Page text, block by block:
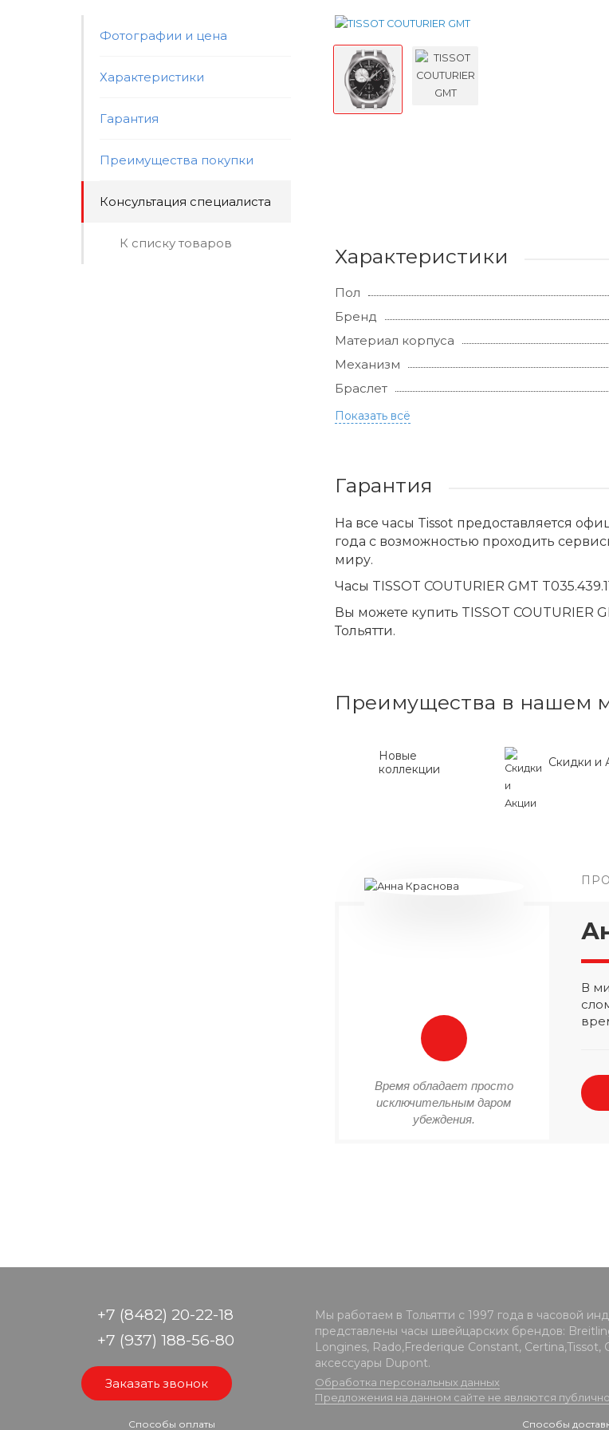
Фотографии и цена
Характеристики
Гарантия
Преимущества покупки
Консультация специалиста
К списку товаров
Характеристики
Пол
Бренд
Материал корпуса
Механизм
Браслет
Показать всё
Гарантия
На все часы Tissot предоставляется
года с возможностью проходить
миру.
Часы TISSOT COUTURIER GMT
Вы можете купить TISSOT COUTURIER
Тольятти.
Преимущества в нашем
Новые
коллекции
Скидки и
Время обладает просто
исключительным даром
убеждения.
В
+7 (8482) 20-22-18
+7 (937) 188-56-80
Заказать звонок
Мы работаем в Тольятти с 1997 года в часовой
представлены часы швейцарских брендов:
Longines, Rado,Frederique Constant, Certina,Tissot,
аксессуары Dupont.
Обработка персональных данных
Предложения на данном сайте не являются
Способы оплаты Способы